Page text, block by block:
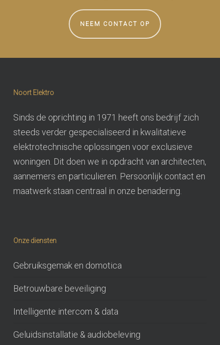
NEEM CONTACT OP
Noort Elektro
Sinds de oprichting in 1971 heeft ons bedrijf zich
steeds verder gespecialiseerd in kwalitatieve
elektrotechnische oplossingen voor exclusieve
woningen. Dit doen we in opdracht van architecten,
aannemers en particulieren. Persoonlijk contact en
maatwerk staan centraal in onze benadering.
Onze diensten
Gebruiksgemak en domotica
Betrouwbare beveiliging
Intelligente intercom & data
Geluidsinstallatie & audiobeleving